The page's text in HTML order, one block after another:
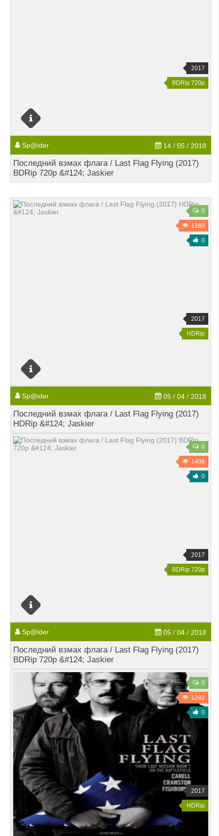
2017
BDRip 720p
Sp@ider 14 / 05 / 2018
Последний взмах флага / Last Flag Flying (2017)
BDRip 720p &#124; Jaskier
0
1180
0
2017
HDRip
Sp@ider 05 / 04 / 2018
Последний взмах флага / Last Flag Flying (2017)
HDRip &#124; Jaskier
0
1406
0
2017
BDRip 720p
Sp@ider 05 / 04 / 2018
Последний взмах флага / Last Flag Flying (2017)
BDRip 720p &#124; Jaskier
0
1282
0
2017
HDRip